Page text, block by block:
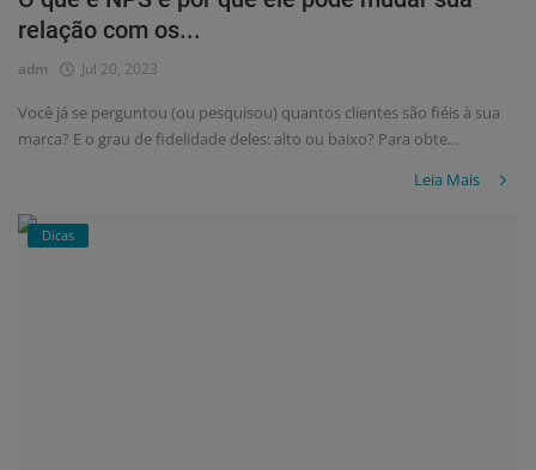
relação com os...
adm Jul 20, 2023
Você já se perguntou (ou pesquisou) quantos clientes são fiéis à sua
marca? E o grau de fidelidade deles: alto ou baixo? Para obte...
Leia Mais
Dicas